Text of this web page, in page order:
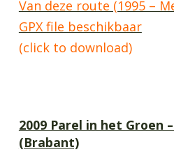
Van deze route (1995 –
GPX file beschikbaar
(click to download)
2009 Parel in het Groen
(Brabant)